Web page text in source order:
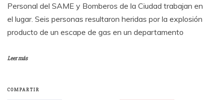
Personal del SAME y Bomberos de la Ciudad trabajan en
el lugar. Seis personas resultaron heridas por la explosión
producto de un escape de gas en un departamento
Leer más
COMPARTIR